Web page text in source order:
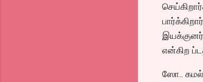
என்கிற
ஸோ.. கமல்